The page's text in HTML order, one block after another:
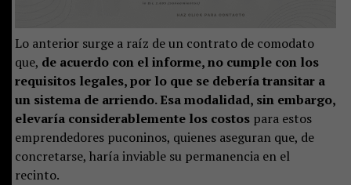
Lo anterior surge a raíz de un contrato de comodato
que, de acuerdo con el informe, no cumple con los
requisitos legales, por lo que se debería transitar a
un sistema de arriendo. Esa modalidad, sin embargo,
elevaría considerablemente los costospara estos
emprendedores puconinos, quienes aseguran que, de
concretarse, haría inviable su permanencia en el
recinto.